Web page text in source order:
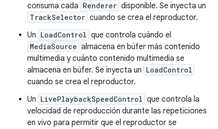
consuma cada Renderer disponible. Se inyecta un
TrackSelector cuando se crea el reproductor.
Un LoadControl que controla cuándo el
MediaSource almacena en búfer más contenido
multimedia y cuánto contenido multimedia se
almacena en búfer. Se inyecta un LoadControl
cuando se crea el reproductor.
Un LivePlaybackSpeedControl que controla la
velocidad de reproducción durante las repeticiones
en vivo para permitir que el reproductor se